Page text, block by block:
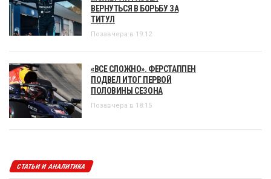
ВЕРНУТЬСЯ В БОРЬБУ ЗА
ТИТУЛ
Позавчера в 19:12
«ВСЕ СЛОЖНО». ФЕРСТАППЕН
ПОДВЕЛ ИТОГ ПЕРВОЙ
ПОЛОВИНЫ СЕЗОНА
Позавчера в 18:15
СТАТЬИ И АНАЛИТИКА